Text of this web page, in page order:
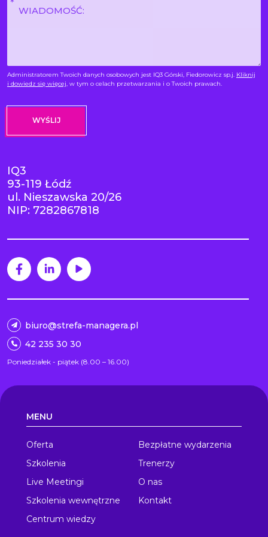
Administratorem Twoich danych osobowych jest IQ3 Górski, Fiedorowicz sp.j. Kliknij
i dowiedz się więcej, w tym o celach przetwarzania i o Twoich prawach.
IQ3
93-119 Łódź
ul. Nieszawska 20/26
NIP: 7282867818
biuro@strefa-managera.pl
42 235 30 30
Poniedziałek - piątek (8.00 – 16.00)
MENU
Oferta
Szkolenia
Live Meetingi
Szkolenia wewnętrzne
Centrum wiedzy
Bezpłatne wydarzenia
Trenerzy
O nas
Kontakt